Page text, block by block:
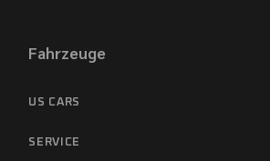
Fahrzeuge
US CARS
SERVICE